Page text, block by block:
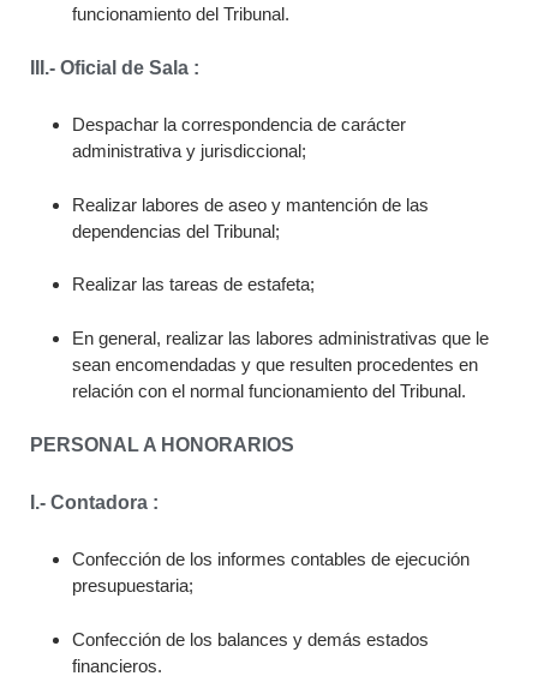
funcionamiento del Tribunal.
III.- Oficial de Sala :
Despachar la correspondencia de carácter
administrativa y jurisdiccional;
Realizar labores de aseo y mantención de las
dependencias del Tribunal;
Realizar las tareas de estafeta;
En general, realizar las labores administrativas que le
sean encomendadas y que resulten procedentes en
relación con el normal funcionamiento del Tribunal.
PERSONAL A HONORARIOS
I.- Contadora :
Confección de los informes contables de ejecución
presupuestaria;
Confección de los balances y demás estados
financieros.